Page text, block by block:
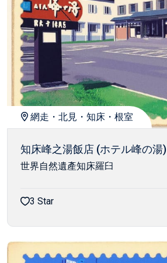
網走・北見・知床・根室
知床峰之湯飯店 (ホテル峰の湯)
世界自然遺產知床羅臼
3 Star